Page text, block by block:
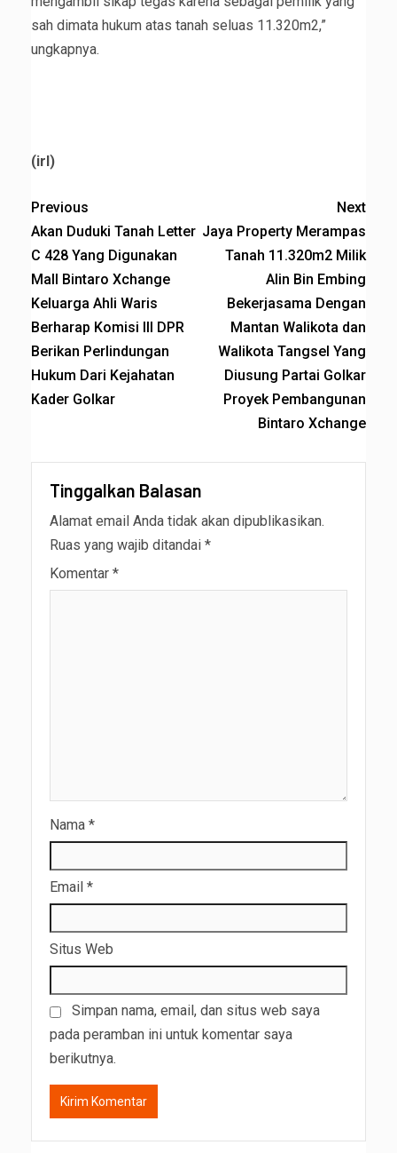
sah dimata hukum atas tanah seluas 11.320m2,”
ungkapnya.
(irl)
Previous
Akan Duduki Tanah Letter
C 428 Yang Digunakan
Mall Bintaro Xchange
Keluarga Ahli Waris
Berharap Komisi III DPR
Berikan Perlindungan
Hukum Dari Kejahatan
Kader Golkar
Next
Jaya Property Merampas
Tanah 11.320m2 Milik
Alin Bin Embing
Bekerjasama Dengan
Mantan Walikota dan
Walikota Tangsel Yang
Diusung Partai Golkar
Proyek Pembangunan
Bintaro Xchange
Tinggalkan Balasan
Alamat email Anda tidak akan dipublikasikan.
Ruas yang wajib ditandai *
Komentar *
Nama *
Email *
Situs Web
Simpan nama, email, dan situs web saya
pada peramban ini untuk komentar saya
berikutnya.